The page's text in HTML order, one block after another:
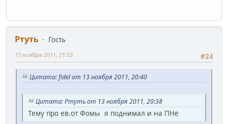
Ртуть
Гость
#24
13 ноября 2011, 21:53
Цитата: fidel от 13 ноября 2011, 20:40
Цитата: Ртуть от 13 ноября 2011, 20:38
Тему про ев.от Фомы я поднимал и на ПНе